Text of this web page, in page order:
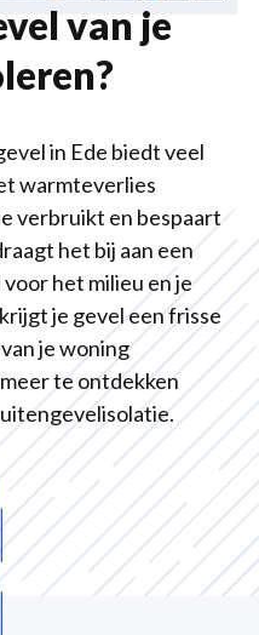
van je
in Ede biedt veel
warmteverlies
verbruikt en bespaart
het bij aan een
het milieu en je
je gevel een frisse
je woning
te ontdekken